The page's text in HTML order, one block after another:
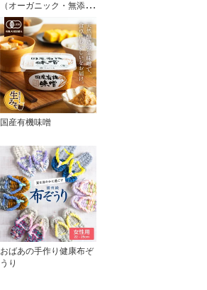
（オーガニック・無添
加）
国産有機味噌
おばあの手作り健康布ぞ
うり